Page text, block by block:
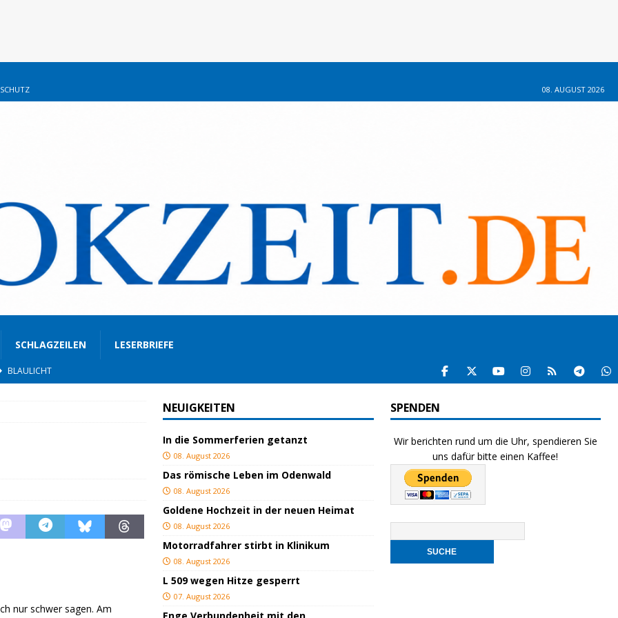
08. AUGUST 2026
SCHLAGZEILEN LESERBRIEFE
verletzt
KULTUR
nur schwer sagen. Am
NEUIGKEITEN
In die Sommerferien getanzt
08. August 2026
Das römische Leben im Odenwald
08. August 2026
Goldene Hochzeit in der neuen Heimat
08. August 2026
Motorradfahrer stirbt in Klinikum
08. August 2026
L 509 wegen Hitze gesperrt
07. August 2026
SPENDEN
Wir berichten rund um die Uhr, spendieren Sie
uns dafür bitte einen Kaffee!